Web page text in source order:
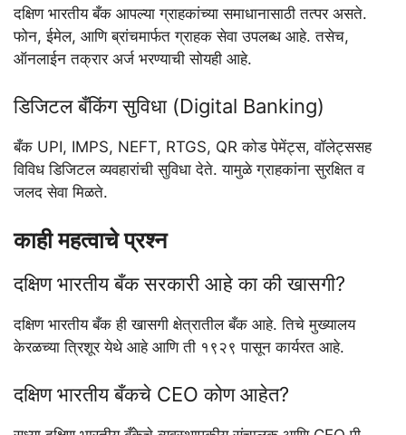
दक्षिण भारतीय बँक आपल्या ग्राहकांच्या समाधानासाठी तत्पर असते.
फोन, ईमेल, आणि ब्रांचमार्फत ग्राहक सेवा उपलब्ध आहे. तसेच,
ऑनलाईन तक्रार अर्ज भरण्याची सोयही आहे.
डिजिटल बँकिंग सुविधा (Digital Banking)
बँक UPI, IMPS, NEFT, RTGS, QR कोड पेमेंट्स, वॉलेट्ससह
विविध डिजिटल व्यवहारांची सुविधा देते. यामुळे ग्राहकांना सुरक्षित व
जलद सेवा मिळते.
काही महत्वाचे प्रश्न
दक्षिण भारतीय बँक सरकारी आहे का की खासगी?
दक्षिण भारतीय बँक ही खासगी क्षेत्रातील बँक आहे. तिचे मुख्यालय
केरळच्या त्रिशूर येथे आहे आणि ती १९२९ पासून कार्यरत आहे.
दक्षिण भारतीय बँकचे CEO कोण आहेत?